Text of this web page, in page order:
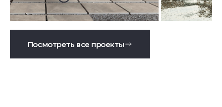
Посмотреть все проекты